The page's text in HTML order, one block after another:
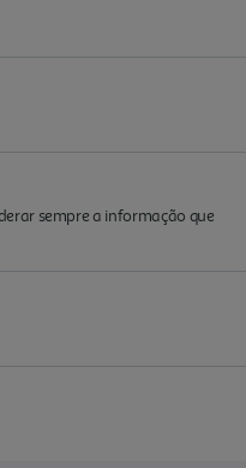
sempre a informação que